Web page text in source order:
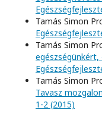
Tamás Simon
Tamás Simon
Tamás Simon
Tavasz
1-2 (2015)